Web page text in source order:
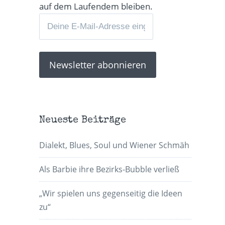
auf dem Laufendem bleiben.
Neueste Beiträge
Dialekt, Blues, Soul und Wiener Schmäh
Als Barbie ihre Bezirks-Bubble verließ
„Wir spielen uns gegenseitig die Ideen
zu“